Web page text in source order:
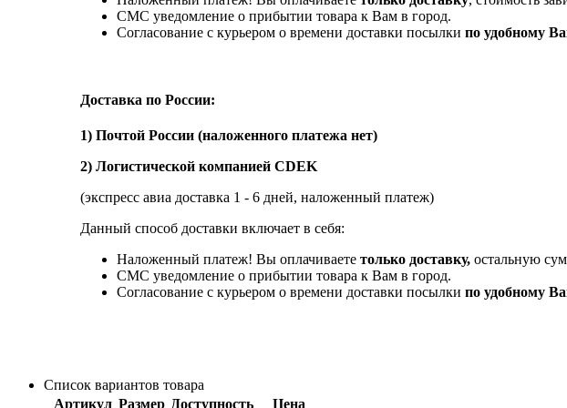
СМС уведомление о прибытии товара к Вам в город.
Согласование с курьером о времени доставки посылки по удобному
Доставка по России:
1) Почтой России (наложенного платежа нет)
2) Логистической компанией CDEK
(экспресс авиа доставка 1 - 6 дней, наложенный платеж)
Данный способ доставки включает в себя:
Наложенный платеж! Вы оплачиваете только доставку, остальную
СМС уведомление о прибытии товара к Вам в город.
Согласование с курьером о времени доставки посылки по удобному
Список вариантов товара
Артикул Размер Доступность Цена